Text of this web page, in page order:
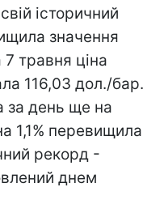
історичний
значення
травня ціна
116,03 дол./бар.
за день ще на
1,1% перевищила
рекорд -
днем